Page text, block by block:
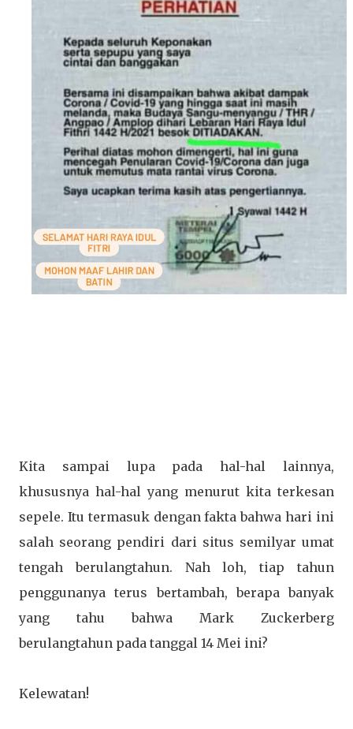
Kita sampai lupa pada hal-hal lainnya,
khususnya hal-hal yang menurut kita terkesan
sepele. Itu termasuk dengan fakta bahwa hari ini
salah seorang pendiri dari situs semilyar umat
tengah berulangtahun. Nah loh, tiap tahun
penggunanya terus bertambah, berapa banyak
yang tahu bahwa Mark Zuckerberg
berulangtahun pada tanggal 14 Mei ini?
Kelewatan!